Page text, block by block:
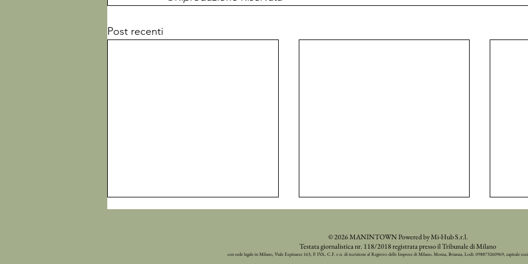
Post recenti
© 2026 MANINTOWN Powered by Mi-Hub S.r.l.
Testata giornalistica nr. 118/2018 registrata presso il Tribunale di Milano
con sede legale in Milano, Viale Espinasse 163, P. IVA, C.F. e n. di iscrizione al Registro delle Imprese di Milano, Monza, Brianza, Lodi: 098873260969, capitale